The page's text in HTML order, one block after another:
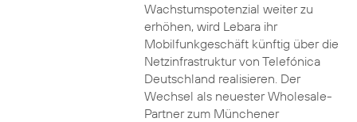
Wachstumspotenzial weiter zu
erhöhen, wird Lebara ihr
Mobilfunkgeschäft künftig über die
Netzinfrastruktur von Telefónica
Deutschland realisieren. Der
Wechsel als neuester Wholesale-
Partner zum Münchener